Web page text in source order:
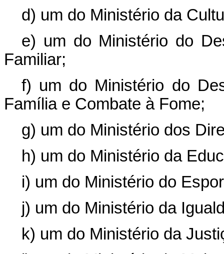
d) um do Ministério da
e) um do Ministério do
Familiar;
f) um do Ministério do
Família e Combate à Fome;
g) um do Ministério dos
h) um do Ministério da
i) um do Ministério do
j) um do Ministério da
k) um do Ministério da